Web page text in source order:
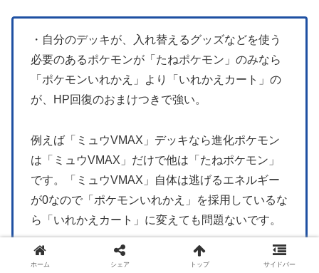
・自分のデッキが、入れ替えるグッズなどを使う
必要のあるポケモンが「たねポケモン」のみなら
「ポケモンいれかえ」より「いれかえカート」の
が、HP回復のおまけつきで強い。
例えば「ミュウVMAX」デッキなら進化ポケモン
は「ミュウVMAX」だけで他は「たねポケモン」
です。「ミュウVMAX」自体は逃げるエネルギー
が0なので「ポケモンいれかえ」を採用しているな
ら「いれかえカート」に変えても問題ないです。
「ポケモンを入れ替える」グッズ一覧
ホーム シェア トップ サイドバー